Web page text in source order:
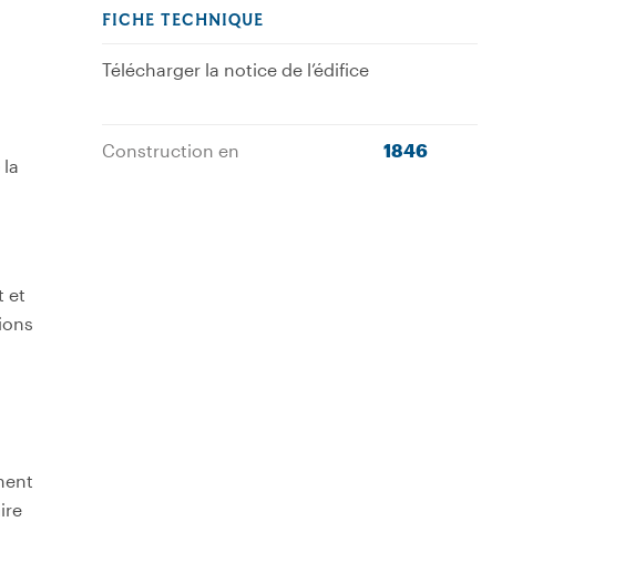
la
et
FICHE TECHNIQUE
Télécharger la notice de l’édifice
Construction en 1846